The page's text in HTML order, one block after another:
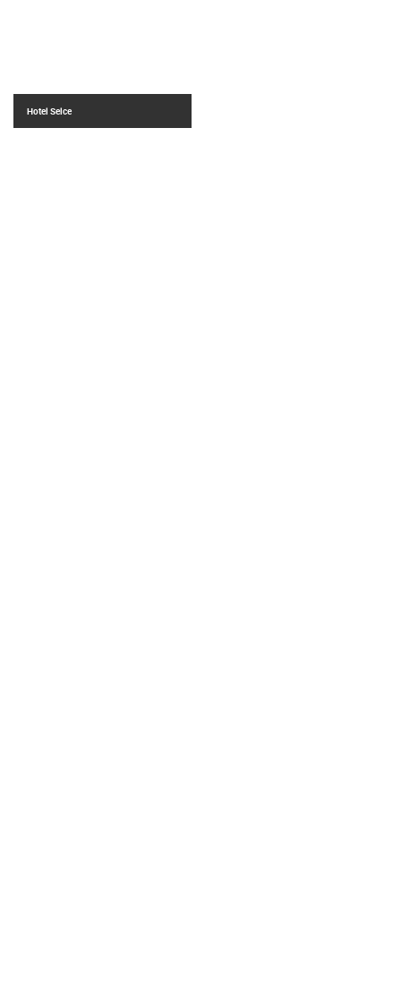
Hotel Selce